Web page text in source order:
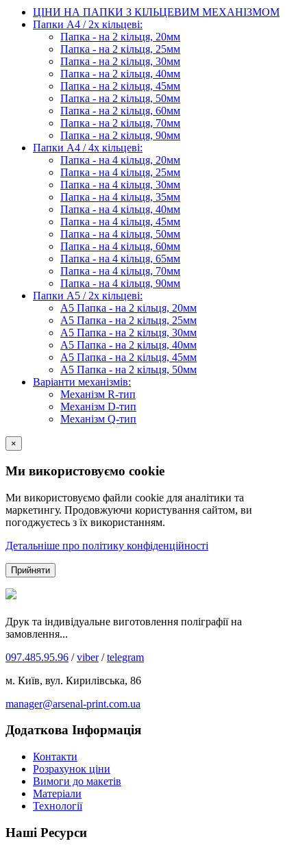
ЦІНИ НА ПАПКИ З КІЛЬЦЕВИМ МЕХАНІЗМОМ
Папки А4 / 2х кільцеві:
Папка - на 2 кільця, 20мм
Папка - на 2 кільця, 25мм
Папка - на 2 кільця, 30мм
Папка - на 2 кільця, 40мм
Папка - на 2 кільця, 45мм
Папка - на 2 кільця, 50мм
Папка - на 2 кільця, 60мм
Папка - на 2 кільця, 70мм
Папка - на 2 кільця, 90мм
Папки А4 / 4х кільцеві:
Папка - на 4 кільця, 20мм
Папка - на 4 кільця, 25мм
Папка - на 4 кільця, 30мм
Папка - на 4 кільця, 35мм
Папка - на 4 кільця, 40мм
Папка - на 4 кільця, 45мм
Папка - на 4 кільця, 50мм
Папка - на 4 кільця, 60мм
Папка - на 4 кільця, 65мм
Папка - на 4 кільця, 70мм
Папка - на 4 кільця, 90мм
Папки А5 / 2х кільцеві:
А5 Папка - на 2 кільця, 20мм
А5 Папка - на 2 кільця, 25мм
А5 Папка - на 2 кільця, 30мм
А5 Папка - на 2 кільця, 40мм
А5 Папка - на 2 кільця, 45мм
А5 Папка - на 2 кільця, 50мм
Варіанти механізмів:
Механізм R-тип
Механізм D-тип
Механізм Q-тип
×
Ми використовуємо cookie
Ми використовуємо файли cookie для аналітики та
маркетингу. Продовжуючи користування сайтом, ви
погоджуєтесь з їх використанням.
Детальніше про політику конфіденційності
Прийняти
Друк та індивідуальне виготовлення поліграфії на
замовлення...
097.485.95.96 /viber/telegram
м. Київ, вул. Кирилівська, 86
manager@arsenal-print.com.ua
Додаткова Інформація
Контакти
Розрахунок ціни
Вимоги до макетів
Матеріали
Технології
Наші Ресурси